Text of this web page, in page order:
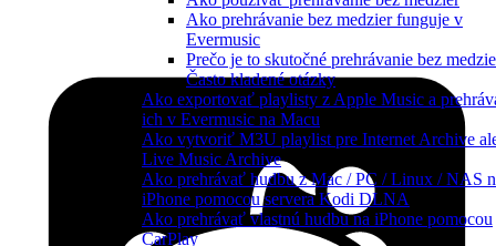
Ako prehrávanie bez medzier funguje v
Evermusic
Prečo je to skutočné prehrávanie bez
Často kladené otázky
Ako exportovať playlisty z Apple Music a
ich v Evermusic na Macu
Ako vytvoriť M3U playlist pre Internet Archive
Live Music Archive
Ako prehrávať hudbu z Mac / PC / Linux / NAS
iPhone pomocou servera Kodi DLNA
Ako prehrávať vlastnú hudbu na iPhone pomocou
CarPlay